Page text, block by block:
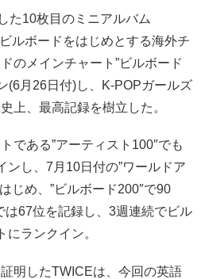
た10枚目のミニアルバム
ルボードをはじめとする海外チ
のメインチャート”ビルボード
(6月26日付)し、K-POPガールズ
上、最高記録を樹立した。
である”アーティスト100″でも
ンし、7月10日付の”ワールドア
じめ、”ビルボード200″で90
は67位を記録し、3週連続でビル
ランクイン。
明したTWICEは、今回の英語